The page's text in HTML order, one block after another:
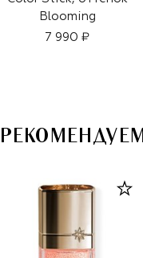
Blooming
7 990 ₽
РЕКОМЕНДУЕМ